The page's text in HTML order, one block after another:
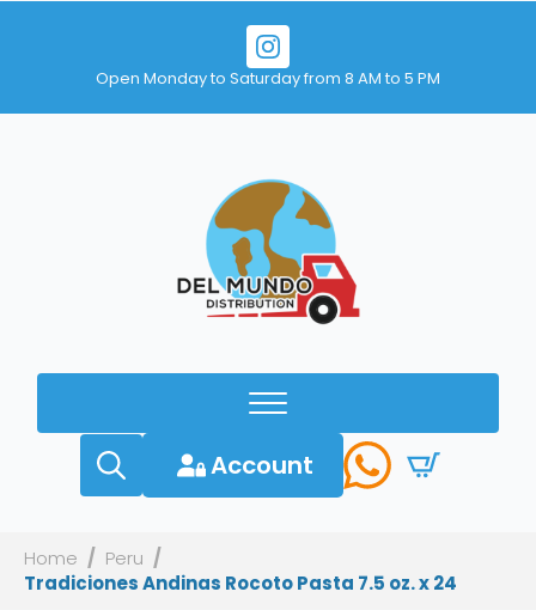
Open Monday to Saturday from 8 AM to 5 PM
Account
Home
Peru
Tradiciones Andinas Rocoto Pasta 7.5 oz. x 24